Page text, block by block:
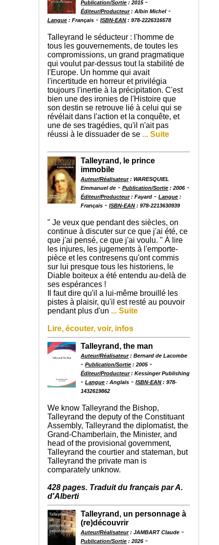
Publication/Sortie : 2015-
Éditeur/Producteur: Albin Michel-
Langue : Français - ISBN-EAN : 978-2226316578
Talleyrand le séducteur : l'homme de
tous les gouvernements, de toutes les
compromissions, un grand pragmatique
qui voulut par-dessus tout la stabilité de
l'Europe. Un homme qui avait
l'incertitude en horreur et privilégia
toujours l'inertie à la précipitation. C'est
bien une des ironies de l'Histoire que
son destin se retrouve lié à celui qui se
révélait dans l'action et la conquête, et
une de ses tragédies, qu'il n'ait pas
réussi à le dissuader de se ... Suite
Talleyrand, le prince
immobile
Auteur/Réalisateur: WARESQUIEL
Emmanuel de -Publication/Sortie : 2006 -
Éditeur/Producteur: Fayard -Langue :
Français -ISBN-EAN : 978-2213630939
" Je veux que pendant des siècles, on
continue à discuter sur ce que j'ai été, ce
que j'ai pensé, ce que j'ai voulu. " À lire
les injures, les jugements à l'emporte-
pièce et les contresens qu'ont commis
sur lui presque tous les historiens, le
Diable boiteux a été entendu au-delà de
ses espérances !
Il faut dire qu'il a lui-même brouillé les
pistes à plaisir, qu'il est resté au pouvoir
pendant plus d'un ... Suite
Lire, écouter, voir, infos
Talleyrand, the man
Auteur/Réalisateur: Bernard de Lacombe
-Publication/Sortie : 2005-
Éditeur/Producteur: Kessinger Publishing
-Langue : Anglais -ISBN-EAN : 978-
1432619862
We know Talleyrand the Bishop,
Talleyrand the deputy of the Constituant
Assembly, Talleyrand the diplomatist, the
Grand-Chamberlain, the Minister, and
head of the provisional government,
Talleyrand the courtier and stateman, but
Talleyrand the private man is
comparately unknow.
428 pages. Traduit du français par A.
d'Alberti
Talleyrand, un personnage à
(re)découvrir
Auteur/Réalisateur: JAMBART Claude -
Publication/Sortie : 2026 -